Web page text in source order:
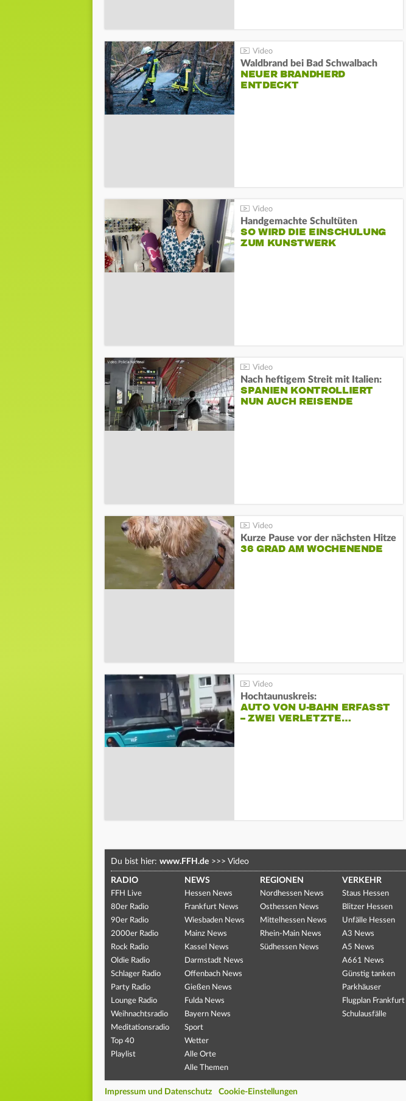
Waldbrand bei Bad Schwalbach
NEUER BRANDHERD
ENTDECKT
Handgemachte Schultüten
SO WIRD DIE EINSCHULUNG
ZUM KUNSTWERK
Nach heftigem Streit mit Italien:
SPANIEN KONTROLLIERT
NUN AUCH REISENDE
Kurze Pause vor der nächsten Hitze
36 GRAD AM WOCHENENDE
Hochtaunuskreis:
AUTO VON U-BAHN ERFASST
– ZWEI VERLETZTE…
Du bist hier: www.FFH.de >>> Video
RADIO
FFH Live
80er Radio
90er Radio
2000er Radio
Rock Radio
Oldie Radio
Schlager Radio
Party Radio
Lounge Radio
Weihnachtsradio
Meditationsradio
Top 40
Playlist
NEWS
Hessen News
Frankfurt News
Wiesbaden News
Mainz News
Kassel News
Darmstadt News
Offenbach News
Gießen News
Fulda News
Bayern News
Sport
Wetter
Alle Orte
Alle Themen
REGIONEN
Nordhessen News
Osthessen News
Mittelhessen News
Rhein-Main News
Südhessen News
VERKEHR
Staus Hessen
Blitzer Hessen
Unfälle Hessen
A3 News
A5 News
A661 News
Günstig tanken
Parkhäuser
Flugplan Frankfurt
Schulausfälle
Impressum und Datenschutz Cookie-Einstellungen